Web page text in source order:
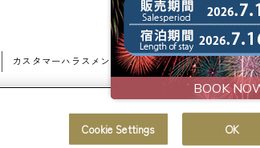
相鉄ホテルズ 公式SNS
カスタマーハラスメントに対する基本方針 法人契約
Cookie Settings OK